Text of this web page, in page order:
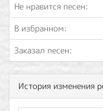
Не нравится песен:
В избранном:
Заказал песен:
История изменения